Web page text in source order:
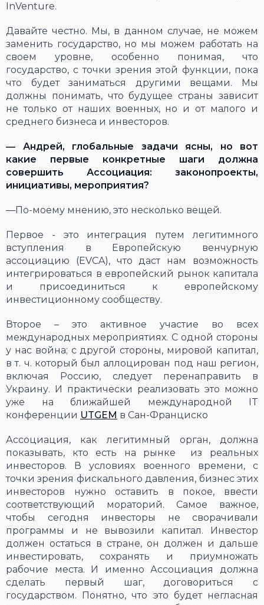
InVenture.
Давайте честно. Мы, в данном случае, не можем
заменить государство, но мы можем работать на
своем уровне, особенно понимая, что
государство, с точки зрения этой функции, пока
что будет заниматься другими вещами. Мы
должны понимать, что будущее страны зависит
не только от наших военных, но и от малого и
среднего бизнеса и инвесторов.
― Андрей, глобальные задачи ясны, но вот
какие первые конкретные шаги должна
совершить Ассоциация: законопроекты,
инициативы, мероприятия?
―По-моему мнению, это несколько вещей.
Первое - это интеграция путем легитимного
вступления в Европейскую венчурную
ассоциацию (EVCA), что даст нам возможность
интегрироваться в европейский рынок капитала
и присоединиться к европейскому
инвестиционному сообществу.
Второе – это активное участие во всех
международных мероприятиях. С одной стороны
у нас война; с другой стороны, мировой капитал,
в т. ч. который был аллоцирован под наш регион,
включая Россию, следует перенаправить в
Украину. И практически реализовать это можно
уже на ближайшей международной IT
конференции UTGEM в Сан-Франциско
Ассоциация, как легитимный орган, должна
показывать, кто есть на рынке из реальных
инвесторов. В условиях военного времени, с
точки зрения фискального давления, бизнес этих
инвесторов нужно оставить в покое, ввести
соответствующий мораторий. Самое важное,
чтобы сегодня инвесторы не сворачивали
программы и не вывозили капитал. Инвестор
должен остаться в стране, он должен и дальше
инвестировать, сохранять и приумножать
рабочие места. И именно Ассоциация должна
сделать первый шаг, договориться с
государством. Понятно, что это будет негласная